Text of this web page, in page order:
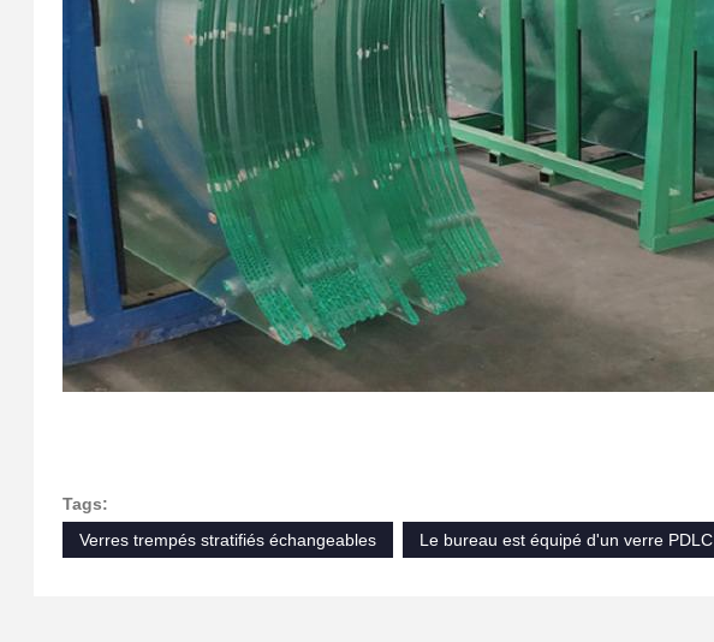
Tags:
Verres trempés stratifiés échangeables
Le bureau est équipé d'un verre PDLC